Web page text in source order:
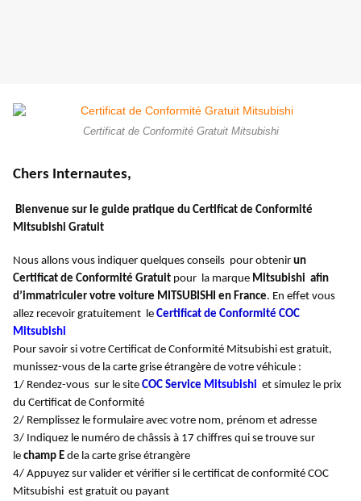
Certificat de Conformité Gratuit Mitsubishi
Chers Internautes,
Bienvenue sur le guide pratique du Certificat de Conformité
Mitsubishi Gratuit
Nous allons vous indiquer quelques conseils pour obtenir un
Certificat de Conformité Gratuit pour la marque Mitsubishi afin
d’immatriculer votre voiture MITSUBISHI en France. En effet vous
allez recevoir gratuitement le Certificat de Conformité COC
Mitsubishi
Pour savoir si votre Certificat de Conformité Mitsubishi est gratuit,
munissez-vous de la carte grise étrangère de votre véhicule :
1/ Rendez-vous sur le site COC Service Mitsubishi et simulez le prix
du Certificat de Conformité
2/ Remplissez le formulaire avec votre nom, prénom et adresse
3/ Indiquez le numéro de châssis à 17 chiffres qui se trouve sur
le champ E de la carte grise étrangère
4/ Appuyez sur valider et vérifier si le certificat de conformité COC
Mitsubishi est gratuit ou payant